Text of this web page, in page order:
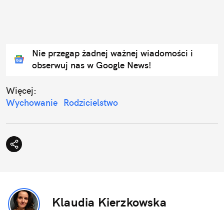
Nie przegap żadnej ważnej wiadomości i
obserwuj nas w Google News!
Więcej:
Wychowanie Rodzicielstwo
Klaudia Kierzkowska